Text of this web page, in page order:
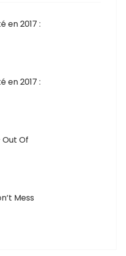
en 2017 :
en 2017 :
Out Of
Mess